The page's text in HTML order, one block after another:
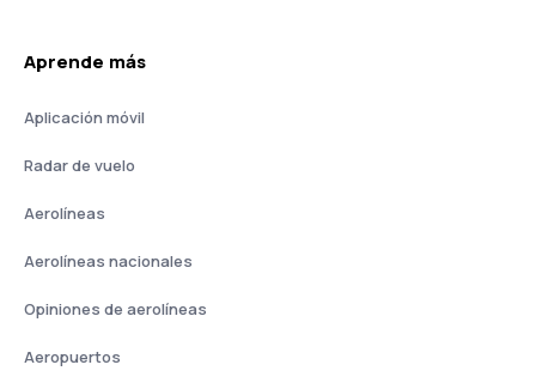
Aprende más
Aplicación móvil
Radar de vuelo
Aerolíneas
Aerolíneas nacionales
Opiniones de aerolíneas
Aeropuertos